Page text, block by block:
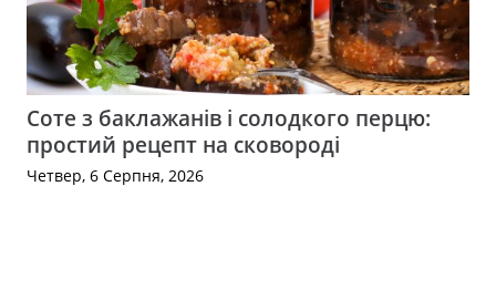
Соте з баклажанів і солодкого перцю:
простий рецепт на сковороді
Четвер, 6 Серпня, 2026